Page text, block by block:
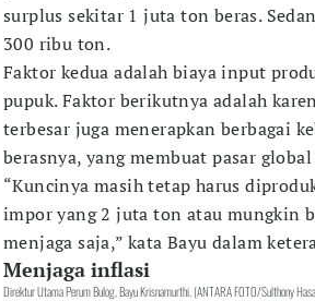
surplus sekitar 1 juta ton beras.
300 ribu ton.
Faktor kedua adalah biaya input
pupuk. Faktor berikutnya adalah
terbesar juga menerapkan berbagai
berasnya, yang membuat pasar
“Kuncinya masih tetap harus
impor yang 2 juta ton atau mungkin
menjaga saja,” kata Bayu dalam
Menjaga inflasi
Direktur Utama Perum Bulog, Bayu Krisnamurthi. (ANTARA FOTO/Sulthony